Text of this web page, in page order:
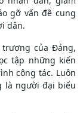
gỡ vấn đề cung
dân.
của Đảng,
tập những kiến
công tác. Luôn
là người đại biểu